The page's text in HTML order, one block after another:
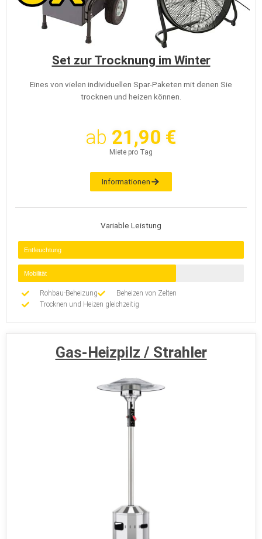
Set zur Trocknung im Winter
Eines von vielen individuellen Spar-Paketen mit denen Sie
trocknen und heizen können.
ab 21,90 €
Miete pro Tag
Informationen
Variable Leistung
Entfeuchtung
Mobilität
Rohbau-Beheizung
Beheizen von Zelten
Trocknen und Heizen gleichzeitig
Gas-Heizpilz / Strahler